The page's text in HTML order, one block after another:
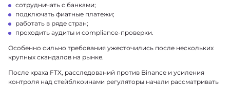
сотрудничать с банками;
подключать фиатные платежи;
работать в ряде стран;
проходить аудиты и compliance-проверки.
Особенно сильно требования ужесточились после нескольких
крупных скандалов на рынке.
После краха FTX, расследований против Binance и усиления
контроля над стейблкоинами регуляторы начали рассматривать